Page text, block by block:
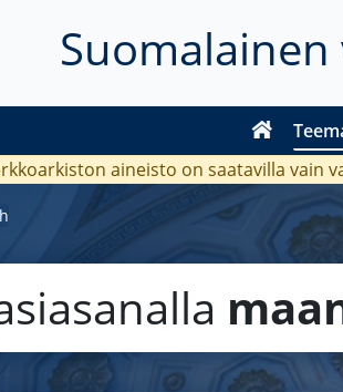
aineisto on saatavilla vain